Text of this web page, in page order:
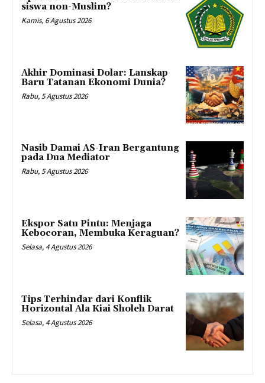
siswa non-Muslim?
Kamis, 6 Agustus 2026
Akhir Dominasi Dolar: Lanskap
Baru Tatanan Ekonomi Dunia?
Rabu, 5 Agustus 2026
Nasib Damai AS-Iran Bergantung
pada Dua Mediator
Rabu, 5 Agustus 2026
Ekspor Satu Pintu: Menjaga
Kebocoran, Membuka Keraguan?
Selasa, 4 Agustus 2026
Tips Terhindar dari Konflik
Horizontal Ala Kiai Sholeh Darat
Selasa, 4 Agustus 2026